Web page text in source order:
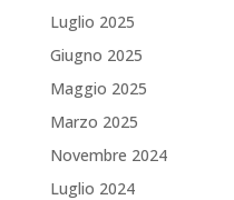
Luglio 2025
Giugno 2025
Maggio 2025
Marzo 2025
Novembre 2024
Luglio 2024